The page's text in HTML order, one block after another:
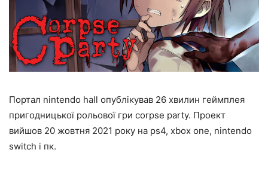
Портал nintendo hall опублікував 26 хвилин геймплея
пригодницької рольової гри corpse party. Проект
вийшов 20 жовтня 2021 року на ps4, xbox one, nintendo
switch і пк.